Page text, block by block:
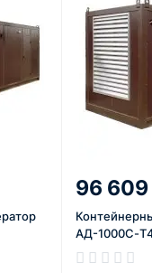
96 609
АД-1000С-